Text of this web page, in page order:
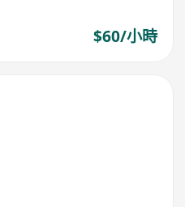
$60/小時